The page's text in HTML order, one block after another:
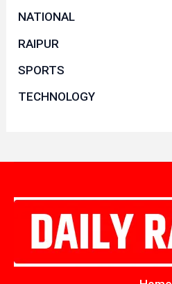
NATIONAL
RAIPUR
SPORTS
TECHNOLOGY